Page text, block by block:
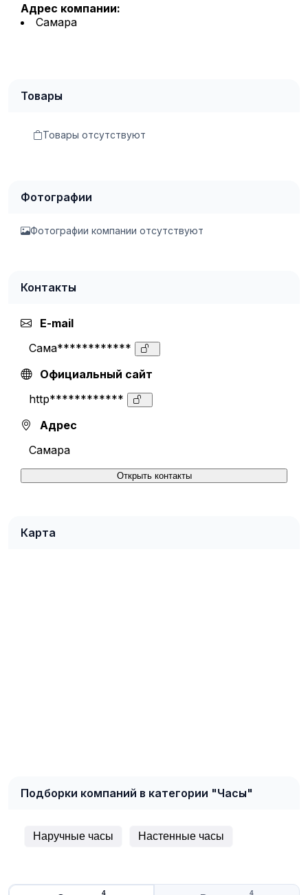
Адрес компании:
Самара
Товары
Товары отсутствуют
Фотографии
Фотографии компании отсутствуют
Контакты
E-mail
Сама************
Официальный сайт
http************
Адрес
Самара
Открыть контакты
Карта
Подборки компаний в категории "Часы"
Наручные часы Настенные часы
4 4